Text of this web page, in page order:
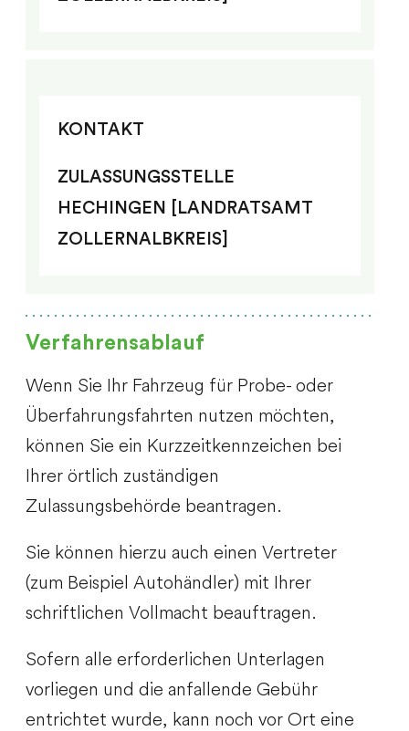
KONTAKT
ZULASSUNGSSTELLE
HECHINGEN [LANDRATSAMT
ZOLLERNALBKREIS]
Verfahrensablauf
Wenn Sie Ihr Fahrzeug für Probe- oder
Überfahrungsfahrten nutzen möchten,
können Sie ein Kurzzeitkennzeichen bei
Ihrer örtlich zuständigen
Zulassungsbehörde beantragen.
Sie können hierzu auch einen Vertreter
(zum Beispiel Autohändler) mit Ihrer
schriftlichen Vollmacht beauftragen.
Sofern alle erforderlichen Unterlagen
vorliegen und die anfallende Gebühr
entrichtet wurde, kann noch vor Ort eine